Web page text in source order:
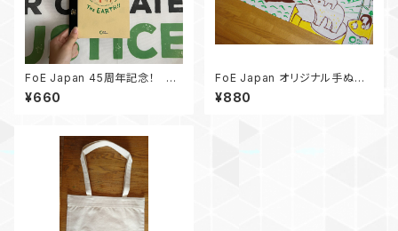
FoE Japan 45周年記念！ オ
リジナルA5ノート
¥660
FoE Japan オリジナル手ぬぐ
い
¥880